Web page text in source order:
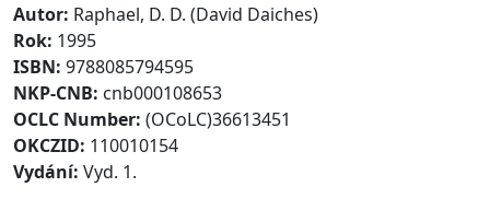
Autor: Raphael, D. D. (David Daiches)
Rok: 1995
ISBN: 9788085794595
NKP-CNB: cnb000108653
OCLC Number: (OCoLC)36613451
OKCZID: 110010154
Vydání: Vyd. 1.